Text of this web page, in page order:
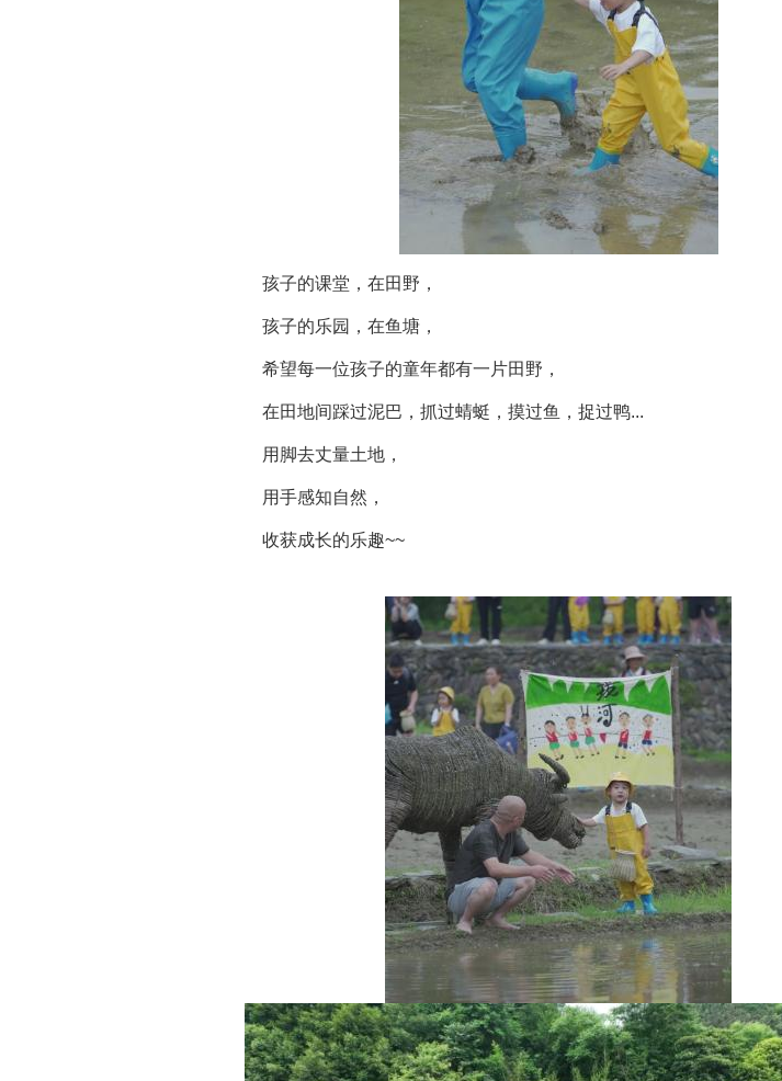
孩子的课堂，在田野，
孩子的乐园，在鱼塘，
希望每一位孩子的童年都有一片田野，
在田地间踩过泥巴，抓过蜻蜓，摸过鱼，捉过鸭...
用脚去丈量土地，
用手感知自然，
收获成长的乐趣~~